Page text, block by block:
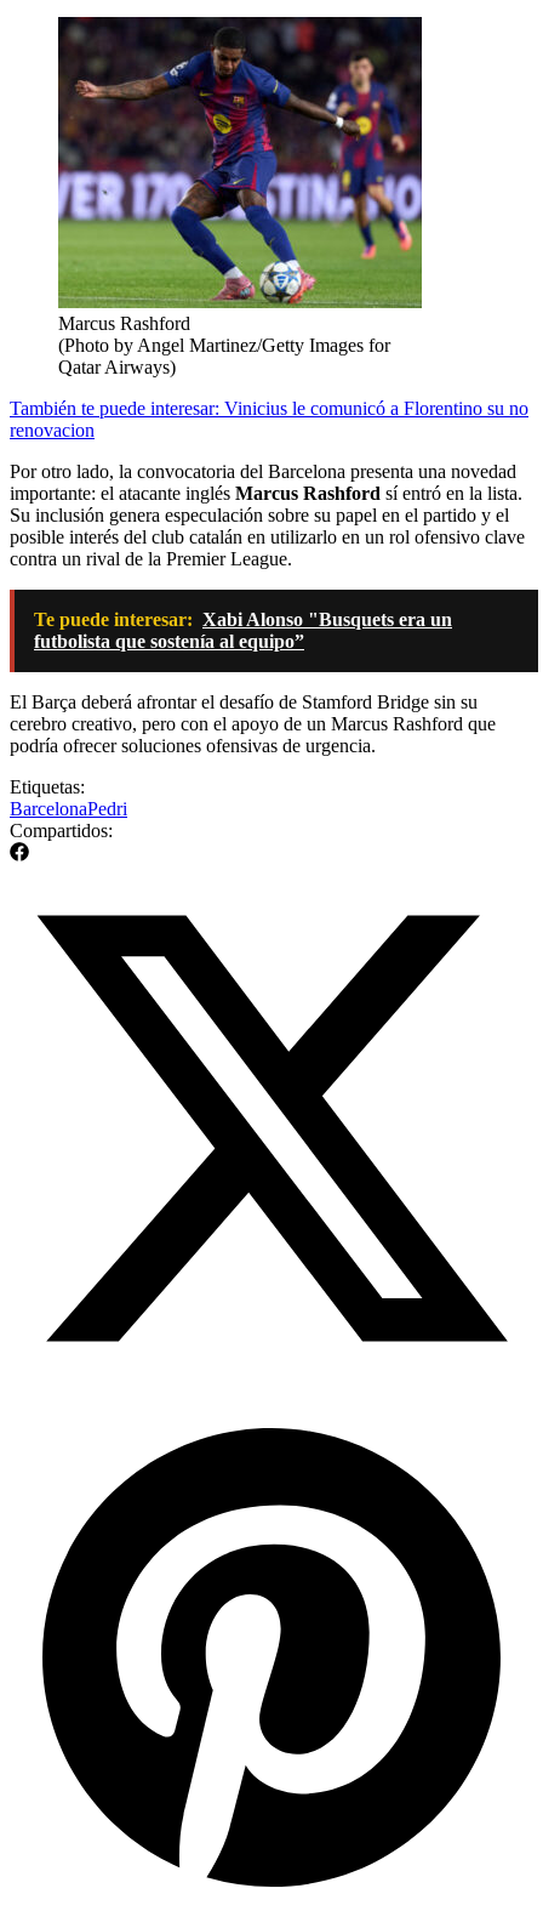
Marcus Rashford
(Photo by Angel Martinez/Getty Images for
Qatar Airways)
También te puede interesar: Vinicius le comunicó a Florentino su no
renovacion
Por otro lado, la convocatoria del Barcelona presenta una novedad
importante: el atacante inglés Marcus Rashford sí entró en la lista.
Su inclusión genera especulación sobre su papel en el partido y el
posible interés del club catalán en utilizarlo en un rol ofensivo clave
contra un rival de la Premier League.
Te puede interesar: Xabi Alonso "Busquets era un
futbolista que sostenía al equipo”
El Barça deberá afrontar el desafío de Stamford Bridge sin su
cerebro creativo, pero con el apoyo de un Marcus Rashford que
podría ofrecer soluciones ofensivas de urgencia.
Etiquetas:
BarcelonaPedri
Compartidos: